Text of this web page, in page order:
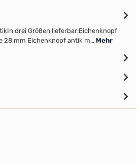
drei Größen lieferbar:Eichenknopf
28 mm Eichenknopf antik m… Mehr